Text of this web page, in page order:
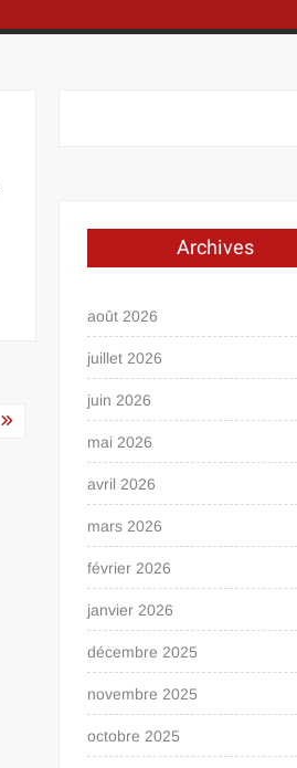
Archives
août 2026
juillet 2026
juin 2026
mai 2026
avril 2026
mars 2026
février 2026
janvier 2026
décembre 2025
novembre 2025
octobre 2025